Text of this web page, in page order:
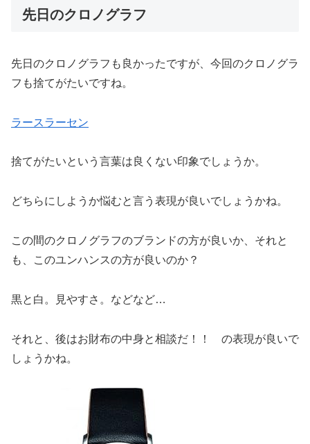
先日のクロノグラフ
先日のクロノグラフも良かったですが、今回のクロノグラ
フも捨てがたいですね。
ラースラーセン
捨てがたいという言葉は良くない印象でしょうか。
どちらにしようか悩むと言う表現が良いでしょうかね。
この間のクロノグラフのブランドの方が良いか、それと
も、このユンハンスの方が良いのか？
黒と白。見やすさ。などなど…
それと、後はお財布の中身と相談だ！！ の表現が良いで
しょうかね。